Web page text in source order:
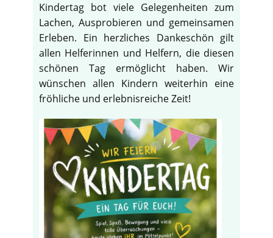
Kindertag bot viele Gelegenheiten zum
Lachen, Ausprobieren und gemeinsamen
Erleben. Ein herzliches Dankeschön gilt
allen Helferinnen und Helfern, die diesen
schönen Tag ermöglicht haben. Wir
wünschen allen Kindern weiterhin eine
fröhliche und erlebnisreiche Zeit!